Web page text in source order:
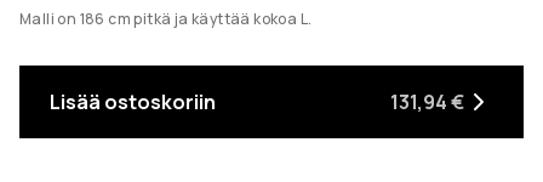
Malli on 186 cm pitkä ja käyttää kokoa L.
Lisää ostoskoriin 131,94 €